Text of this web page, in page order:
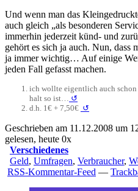
Und wenn man das
auch gleich „als besonderen
immerhin jederzeit künd- und
gehört es sich ja auch. Nun, dass
ja immer wichtig… Auf einige
jeden Fall gefasst machen.
ich wollte eigentlich auch schon
halt so ist… ↺
d.h. 1€ + 7,50€ ↺
Geschrieben am 11.12.2008 um
gelesen, heute 0x
Verschiedenes
Geld, Umfragen, Verbraucher,
RSS-Kommentar-Feed —